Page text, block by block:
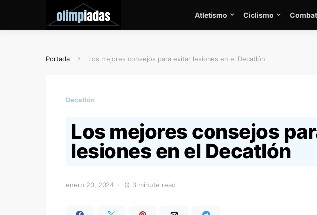
Atletismo Ciclismo
Portada Los mejores consejos para evitar lesiones en el Decatlón
Decatlón
Los mejores consejos
lesiones en el Decatlón
enero 20, 2024 3 minute read